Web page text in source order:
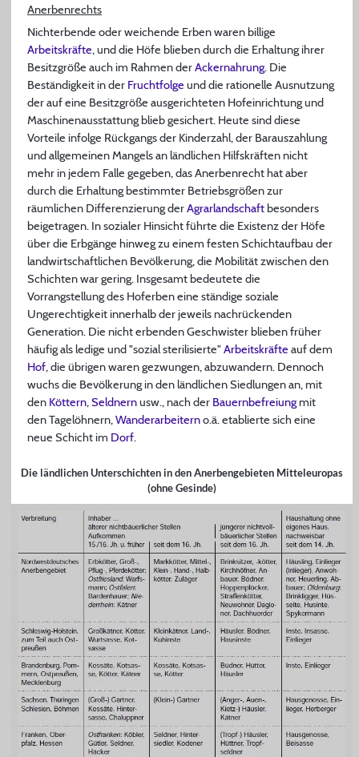
Anerbenrechts
Nichterbende oder weichende Erben waren billige
Arbeitskräfte, und die Höfe blieben durch die Erhaltung ihrer
Besitzgröße auch im Rahmen derAckernahrung. Die
Beständigkeit in der Fruchtfolge und die rationelle Ausnutzung
der auf eine Besitzgröße ausgerichteten Hofeinrichtung und
Maschinenausstattung blieb gesichert. Heute sind diese
Vorteile infolge Rückgangs der Kinderzahl, der Barauszahlung
und allgemeinen Mangels an ländlichen Hilfskräften nicht
mehr in jedem Falle gegeben, das Anerbenrecht hat aber
durch die Erhaltung bestimmter Betriebsgrößen zur
räumlichen Differenzierung derAgrarlandschaftbesonders
beigetragen. In sozialer Hinsicht führte die Existenz der Höfe
über die Erbgänge hinweg zu einem festen Schichtaufbau der
landwirtschaftlichen Bevölkerung, die Mobilität zwischen den
Schichten war gering. Insgesamt bedeutete die
Vorrangstellung des Hoferben eine ständige soziale
Ungerechtigkeit innerhalb der jeweils nachrückenden
Generation. Die nicht erbenden Geschwister blieben früher
häufig als ledige und "sozial sterilisierte"Arbeitskräfte auf dem
Hof, die übrigen waren gezwungen, abzuwandern. Dennoch
wuchs die Bevölkerung in den ländlichen Siedlungen an, mit
den Köttern, Seldnernusw., nach der Bauernbefreiungmit
den Tagelöhnern, Wanderarbeiterno.ä. etablierte sich eine
neue Schicht im Dorf.
Die ländlichen Unterschichten in den Anerbengebieten Mitteleuropas
(ohne Gesinde)